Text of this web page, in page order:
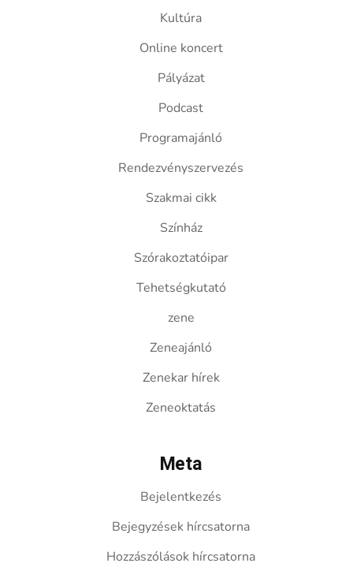
Kultúra
Online koncert
Pályázat
Podcast
Programajánló
Rendezvényszervezés
Szakmai cikk
Színház
Szórakoztatóipar
Tehetségkutató
zene
Zeneajánló
Zenekar hírek
Zeneoktatás
Meta
Bejelentkezés
Bejegyzések hírcsatorna
Hozzászólások hírcsatorna